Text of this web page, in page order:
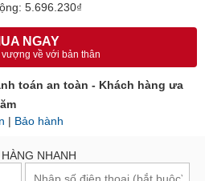
5.696.230₫
NGAY
vượng về với bản thân
toán an toàn - Khách hàng ưa
| Bảo hành
NHANH